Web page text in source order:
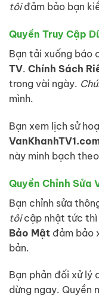
tôiđảm bảo bạn
Quyền Truy Cập
Bạn tải xuống báo
TV. Chính Sách
trong vài ngày.
mình.
Bạn xem lịch sử
này minh bạch theo
Quyền Chỉnh Sửa
Bạn chỉnh sửa
tôicập nhật tức thì
Bảo Mật đảm bảo
bản.
Bạn phản đối xử lý
dừng ngay. Quyền